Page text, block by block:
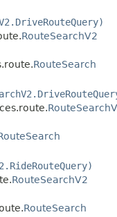
RouteSearchV2
RouteSearch
RouteSearchV2
RouteSearch